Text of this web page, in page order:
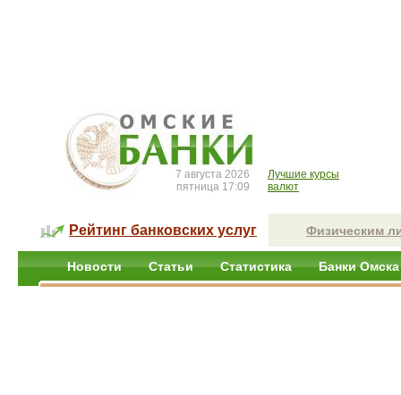
7 августа 2026
пятница 17:09
Лучшие курсы
валют
Рейтинг банковских услуг Физическим
Новости Статьи Статистика Банки Омска